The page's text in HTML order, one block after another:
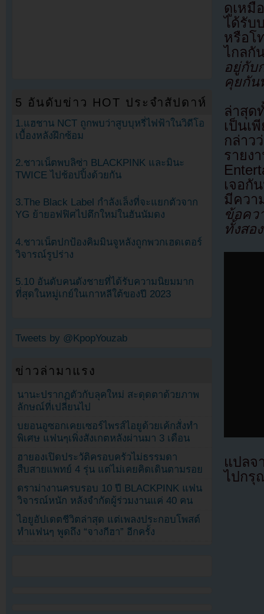
ดูเหมื
ได้รับ
หรือโ
ไกลกั
อยู่กับ
คุยกัน
ล่าสุด
เป็นเ
กล่าว
ราย
เจอกั
มีคว
ข้อคว
ทั้งสอ
แปลจ
ไปกรุ
5 อันดับข่าว HOT ประจำสัปดาห์
1.แฮชาน NCT ถูกพบว่าสูบบุหรี่ไฟฟ้าในวิดีโอ
เบื้องหลังฝึกซ้อม
2.ชาวเน็ตพบลิซ่า BLACKPINK และมินะ
TWICE ไปช้อปปิ้งด้วยกัน
3.The Black Label กำลังเล็งที่จะแยกตัวจาก
YG ย้ายอฟฟิศไปตึกใหม่ในฮันนัมดง
4.ชาวเน็ตปกป้องคิมมินจูหลังถูกพวกเฮดเตอร์
วิจารณ์รูปร่าง
5.10 อันดับคนดังชายที่ได้รับความนิยมมาก
ที่สุดในหมู่เกย์ในเกาหลีใต้ของปี 2023
Tweets by @KpopYouzab
ข่าวล่ามาแรง
นานะปรากฏตัวกับลุคใหม่ สะดุดตาด้วยภาพ
ลักษณ์ที่เปลี่ยนไป
บยอนอูซอกเคยเซอร์ไพรส์ไอยูด้วยเค้กสั่งทำ
พิเศษ แฟนๆเพิ่งสังเกตหลังผ่านมา 3 เดือน
ฮายองเปิดประวัติครอบครัวไม่ธรรมดา
สืบสายแพทย์ 4 รุ่น แต่ไม่เคยคิดเดินตามรอย
ดราม่างานครบรอบ 10 ปี BLACKPINK แฟน
วิจารณ์หนัก หลังจำกัดผู้ร่วมงานแค่ 40 คน
ไอยูอัปเดตชีวิตล่าสุด แต่เพลงประกอบโพสต์
ทำแฟนๆ พูดถึง “จางกีฮา” อีกครั้ง